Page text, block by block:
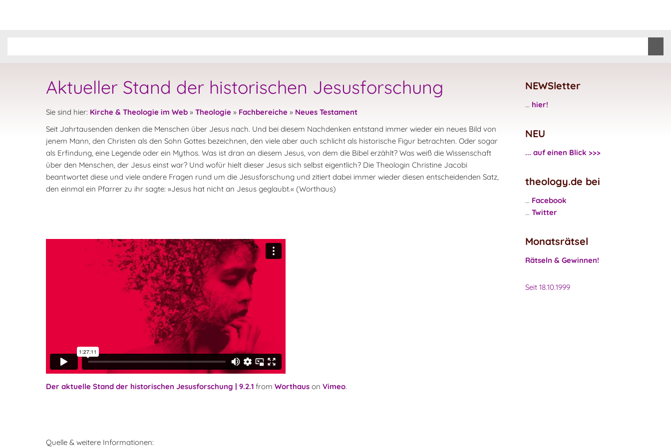
Aktueller Stand der historischen Jesusforschung
Sie sind hier: Kirche & Theologie im Web » Theologie » Fachbereiche » Neues Testament
Seit Jahrtausenden denken die Menschen über Jesus nach. Und bei diesem Nachdenken entstand immer wieder ein neues Bild von
jenem Mann, den Christen als den Sohn Gottes bezeichnen, den viele aber auch schlicht als historische Figur betrachten. Oder sogar
als Erfindung, eine Legende oder ein Mythos. Was ist dran an diesem Jesus, von dem die Bibel erzählt? Was weiß die Wissenschaft
über den Menschen, der Jesus einst war? Und wofür hielt dieser Jesus sich selbst eigentlich? Die Theologin Christine Jacobi
beantwortet diese und viele andere Fragen rund um die Jesusforschung und zitiert dabei immer wieder diesen entscheidenden Satz,
den einmal ein Pfarrer zu ihr sagte: »Jesus hat nicht an Jesus geglaubt.« (Worthaus)
Der aktuelle Stand der historischen Jesusforschung | 9.2.1 from Worthaus on Vimeo.
Quelle & weitere Informationen:
NEWSletter
... hier!
NEU
... auf einen Blick >>>
theology.de bei
... Facebook
... Twitter
Monatsrätsel
Rätseln & Gewinnen!
Seit 18.10.1999